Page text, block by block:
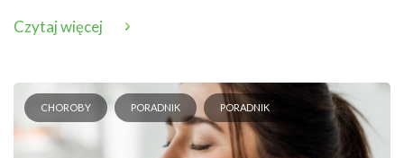
Czytaj więcej
CHOROBY PORADNIK PORADNIK